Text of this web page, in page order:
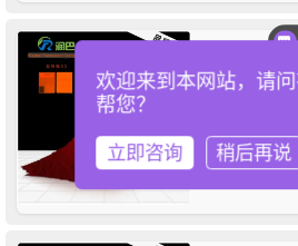
域，适合多种
亮均匀、视觉
润巴荧光橙
润巴Ranbar
种高透明的红
剂橙63，俗称
各种塑料材料
尼龙荧光染料
尼龙纤维具有
欢迎来到本网站，请
帮您？
立即咨询 稍后再说